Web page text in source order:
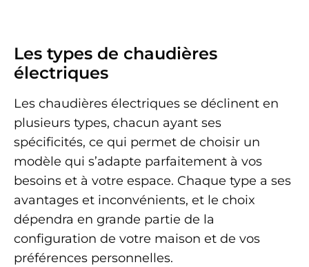
Les types de chaudières
électriques
Les chaudières électriques se déclinent en
plusieurs types, chacun ayant ses
spécificités, ce qui permet de choisir un
modèle qui s’adapte parfaitement à vos
besoins et à votre espace. Chaque type a ses
avantages et inconvénients, et le choix
dépendra en grande partie de la
configuration de votre maison et de vos
préférences personnelles.